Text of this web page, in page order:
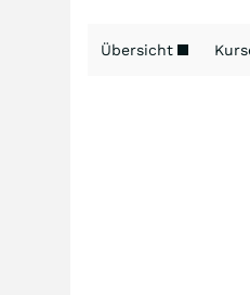
Übersicht